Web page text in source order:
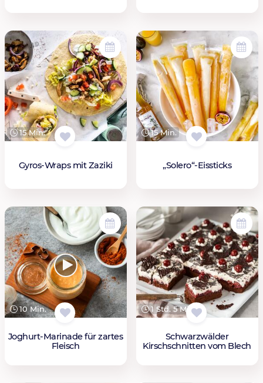
15 Min.
Gyros-Wraps mit Zaziki
15 Min.
„Solero“-Eissticks
10 Min.
Joghurt-Marinade für zartes
Fleisch
1 Std. 5 Min.
Schwarzwälder
Kirschschnitten vom Blech